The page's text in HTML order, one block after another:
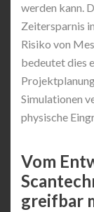
werden kann.
Zeitersparnis
Risiko von
bedeutet dies
Simulationen
physische
Vom
greifbar